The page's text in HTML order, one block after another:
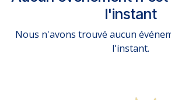
l'instant
Nous n'avons trouvé aucun
l'instant.